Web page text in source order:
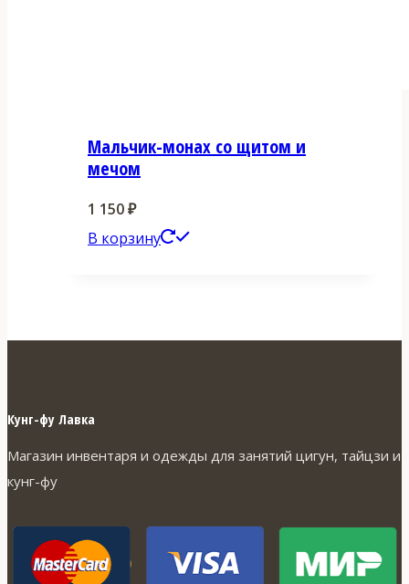
Мальчик-монах со щитом и
мечом
1 150₽
В корзину
Кунг-фу Лавка
Магазин инвентаря и одежды для занятий цигун, тайцзи и
кунг-фу